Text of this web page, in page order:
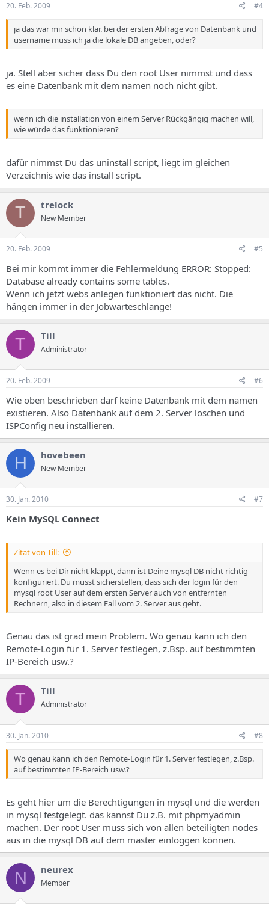
20. Feb. 2009 #4
ja das war mir schon klar. bei der ersten Abfrage von Datenbank und
username muss ich ja die lokale DB angeben, oder?
ja. Stell aber sicher dass Du den root User nimmst und dass
es eine Datenbank mit dem namen noch nicht gibt.
wenn ich die installation von einem Server Rückgängig machen will,
wie würde das funktionieren?
dafür nimmst Du das uninstall script, liegt im gleichen
Verzeichnis wie das install script.
T trelock
New Member
20. Feb. 2009 #5
Bei mir kommt immer die Fehlermeldung ERROR: Stopped:
Database already contains some tables.
Wenn ich jetzt webs anlegen funktioniert das nicht. Die
hängen immer in der Jobwarteschlange!
T Till
Administrator
20. Feb. 2009 #6
Wie oben beschrieben darf keine Datenbank mit dem namen
existieren. Also Datenbank auf dem 2. Server löschen und
ISPConfig neu installieren.
H hovebeen
New Member
30. Jan. 2010 #7
Kein MySQL Connect
Zitat von Till:
Wenn es bei Dir nicht klappt, dann ist Deine mysql DB nicht richtig
konfiguriert. Du musst sicherstellen, dass sich der login für den
mysql root User auf dem ersten Server auch von entfernten
Rechnern, also in diesem Fall vom 2. Server aus geht.
Genau das ist grad mein Problem. Wo genau kann ich den
Remote-Login für 1. Server festlegen, z.Bsp. auf bestimmten
IP-Bereich usw.?
T Till
Administrator
30. Jan. 2010 #8
Wo genau kann ich den Remote-Login für 1. Server festlegen, z.Bsp.
auf bestimmten IP-Bereich usw.?
Es geht hier um die Berechtigungen in mysql und die werden
in mysql festgelegt. das kannst Du z.B. mit phpmyadmin
machen. Der root User muss sich von allen beteiligten nodes
aus in die mysql DB auf dem master einloggen können.
N neurex
Member